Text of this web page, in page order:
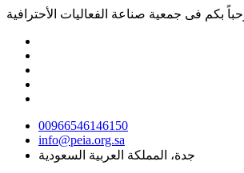
بكم فى جمعية صناعة الفعاليات الأحترافية
00966546146150
info@peia.org.sa
جدة، المملكة العربية السعودية